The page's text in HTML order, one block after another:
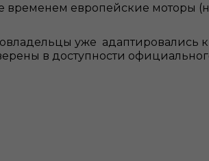
временем европейские моторы
уже адаптировались
в доступности